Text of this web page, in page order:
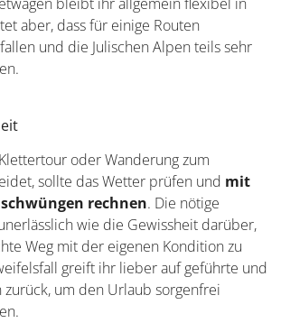
bleibt ihr allgemein flexibel in
aber, dass für einige Routen
und die Julischen Alpen teils sehr
oder Wanderung zum
sollte das Wetter prüfen und mit
rechnen. Die nötige
wie die Gewissheit darüber,
Weg mit der eigenen Kondition zu
greift ihr lieber auf geführte und
zurück, um den Urlaub sorgenfrei